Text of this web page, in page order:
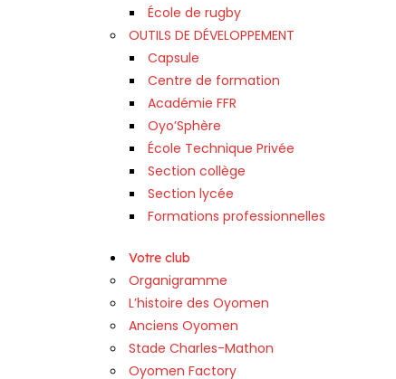
École de rugby
OUTILS DE DÉVELOPPEMENT
Capsule
Centre de formation
Académie FFR
Oyo’Sphère
École Technique Privée
Section collège
Section lycée
Formations professionnelles
Votre club
Organigramme
L’histoire des Oyomen
Anciens Oyomen
Stade Charles-Mathon
Oyomen Factory